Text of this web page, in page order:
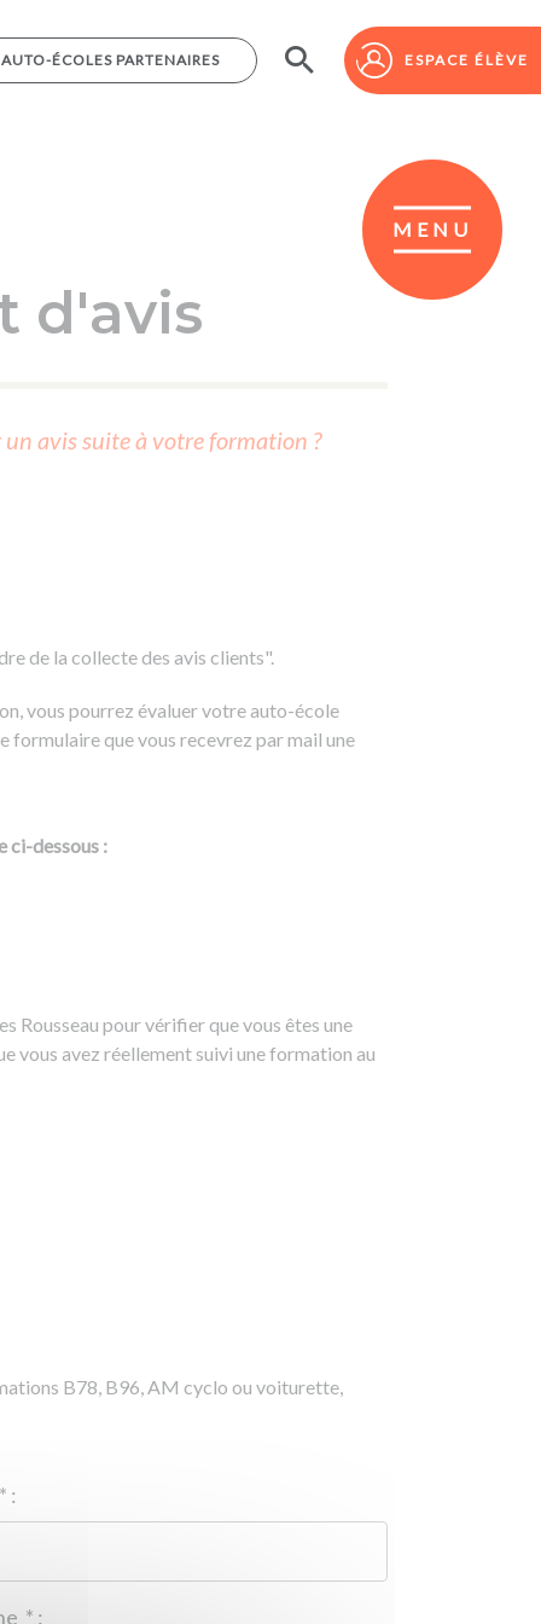
AUTO-ÉCOLES PARTENAIRES ESPACE ÉLÈVE
MENU
AUTO-ÉCOLES PARTENAIRES ESPACE ÉLÈVE
d'avis
avis suite à votre formation ?
de la collecte des avis clients".
vous pourrez évaluer votre auto-école
formulaire que vous recevrez par mail une
ci-dessous :
Rousseau pour vérifier que vous êtes une
vous avez réellement suivi une formation au
B78, B96, AM cyclo ou voiturette,
* :
* :